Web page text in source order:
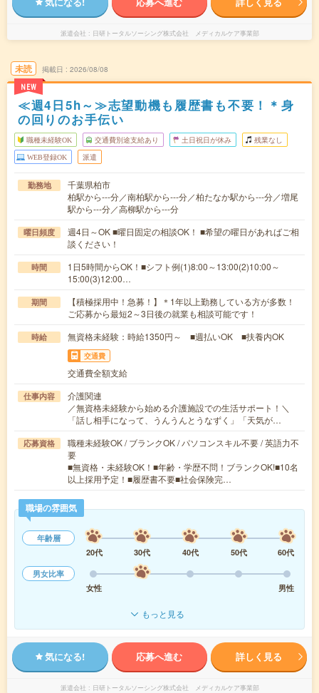
派遣会社 日研トータルソーシング株式会社 メディカルケア事業部
未読
NEW
掲載日 2026/08/08
≪週4日5h～≫志望動機も履歴書も不要！＊身
の回りのお手伝い
職種未経験OK 交通費別途支給あり 土日祝日が休み 残業なし
WEB登録OK 派遣
勤務地
千葉県柏市
柏駅から---分／南柏駅から---分／柏たなか駅から---分／増尾
駅から---分／高柳駅から---分
曜日頻度
週4日～OK ■曜日固定の相談OK！ ■希望の曜日があればご相
談ください！
時間
1日5時間からOK！■シフト例(1)8:00～13:00(2)10:00～
15:00(3)12:00…
期間
【積極採用中！急募！】＊1年以上勤務している方が多数！
ご応募から最短2～3日後の就業も相談可能です！
時給 無資格未経験：時給1350円～ ■週払いOK ■扶養内OK
交通費
交通費全額支給
仕事内容
介護関連
／無資格未経験から始める介護施設での生活サポート！＼
「話し相手になって、うんうんとうなずく」「天気が…
応募資格
職種未経験OK / ブランクOK / パソコンスキル不要 / 英語力不
要
■無資格・未経験OK！■年齢・学歴不問！ブランクOK!■10名
以上採用予定！■履歴書不要■社会保険完…
職場の雰囲気
年齢層
20代
30代 40代 50代
60代
男女比率
女性
男性
もっと見る
気になる! 応募へ進む 詳しく見る
派遣会社 日研トータルソーシング株式会社 メディカルケア事業部